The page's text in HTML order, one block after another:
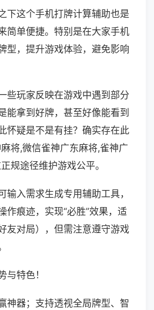
下这个手机打牌计算辅助也是
简单便捷。特别是在大家手机
型，提升游戏体验，避免影响
些玩家反映在游戏中遇到部分
能拿到好牌，甚至好像能看到
怀疑是不是有挂？确实存在此
将,微信雀神广东麻将,雀神广
规途径维护游戏公平。
输入需求生成专用辅助工具，
作痕迹，实现“必胜”效果，适
友对局），但需注意遵守游戏
与特色！
神器；支持透视全局牌型、智